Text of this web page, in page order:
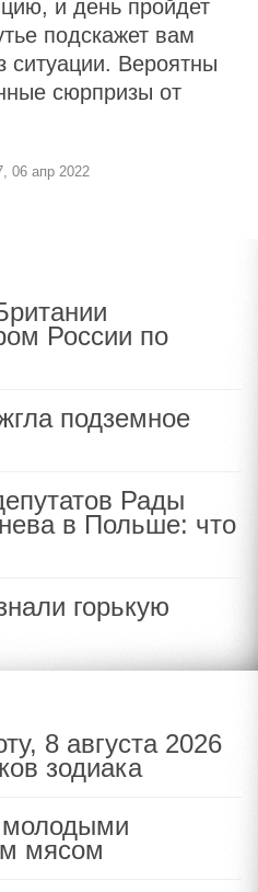
и день пройдет
подскажет вам
ситуации. Вероятны
сюрпризы от
06 апр 2022
России по
подземное
Рады
в Польше: что
горькую
8 августа 2026
зодиака
молодыми
мясом